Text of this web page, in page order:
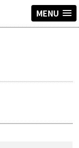
MENU